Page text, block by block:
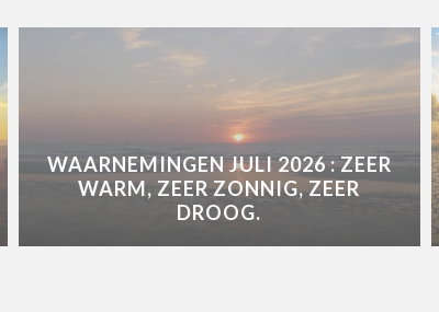
WAARNEMINGEN JULI 2026 : ZEER
WARM, ZEER ZONNIG, ZEER
DROOG.